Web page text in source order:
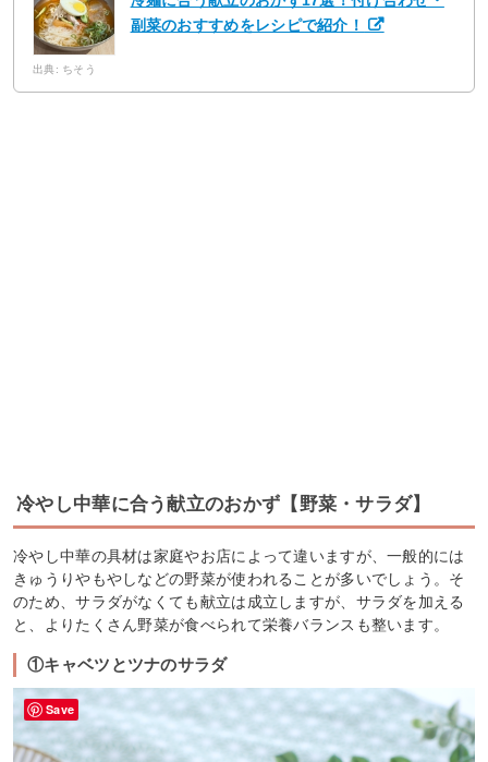
副菜のおすすめをレシピで紹介！
出典: ちそう
冷やし中華に合う献立のおかず【野菜・サラダ】
冷やし中華の具材は家庭やお店によって違いますが、一般的には
きゅうりやもやしなどの野菜が使われることが多いでしょう。そ
のため、サラダがなくても献立は成立しますが、サラダを加える
と、よりたくさん野菜が食べられて栄養バランスも整います。
①キャベツとツナのサラダ
Save